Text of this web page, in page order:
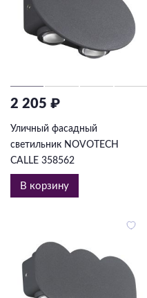
2 205 ₽
Уличный фасадный
светильник NOVOTECH
CALLE 358562
В корзину